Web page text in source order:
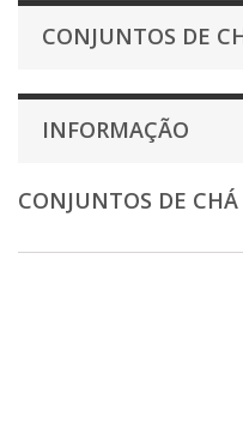
CONJUNTOS DE
INFORMAÇÃO
CONJUNTOS DE CHÁ